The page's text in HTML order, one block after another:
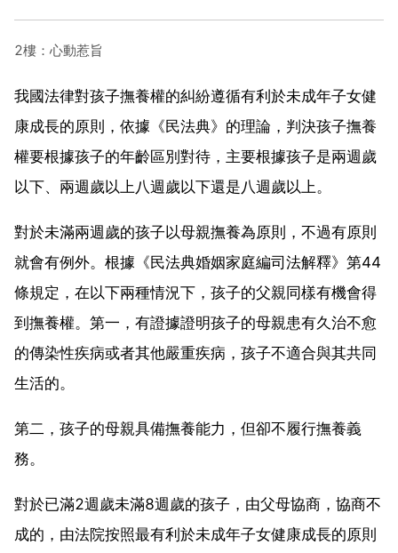
2樓：心動惹旨
我國法律對孩子撫養權的糾紛遵循有利於未成年子女健
康成長的原則，依據《民法典》的理論，判決孩子撫養
權要根據孩子的年齡區別對待，主要根據孩子是兩週歲
以下、兩週歲以上八週歲以下還是八週歲以上。
對於未滿兩週歲的孩子以母親撫養為原則，不過有原則
就會有例外。根據《民法典婚姻家庭編司法解釋》第44
條規定，在以下兩種情況下，孩子的父親同樣有機會得
到撫養權。第一，有證據證明孩子的母親患有久治不愈
的傳染性疾病或者其他嚴重疾病，孩子不適合與其共同
生活的。
第二，孩子的母親具備撫養能力，但卻不履行撫養義
務。
對於已滿2週歲未滿8週歲的孩子，由父母協商，協商不
成的，由法院按照最有利於未成年子女健康成長的原則